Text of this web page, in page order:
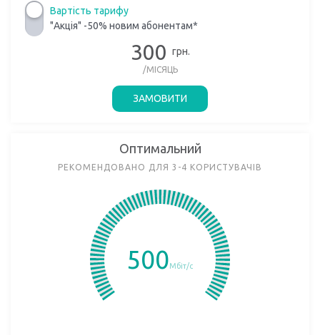
Вартість тарифу
"Акція" -50% новим абонентам*
300 грн.
/МІСЯЦЬ
ЗАМОВИТИ
Оптимальний
РЕКОМЕНДОВАНО ДЛЯ 3-4 КОРИСТУВАЧІВ
500Мбіт/с